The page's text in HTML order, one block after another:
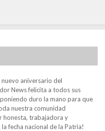
aniversario del
News felicita a todos sus
duro la mano para que
nuestra comunidad
honesta, trabajadora y
fecha nacional de la Patria!